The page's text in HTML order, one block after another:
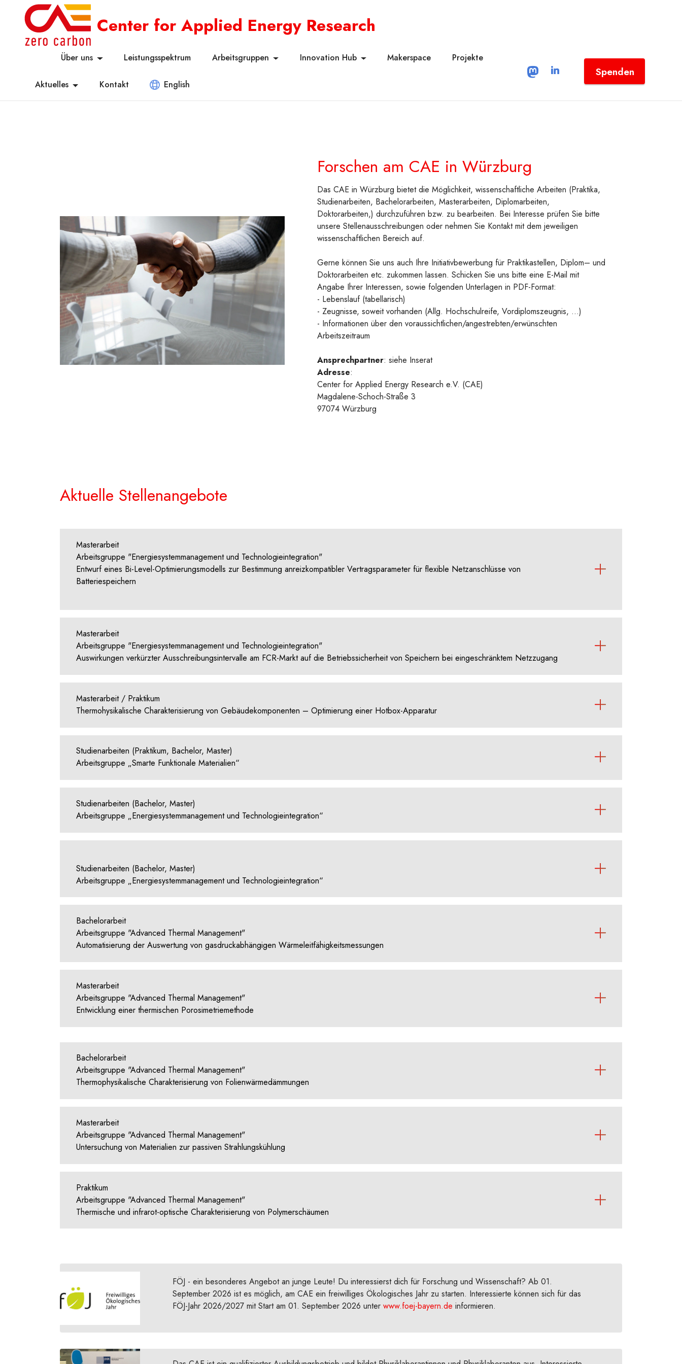
Center for Applied Energy Research
Über uns Leistungsspektrum Arbeitsgruppen Innovation Hub Makerspace Projekte
Aktuelles Kontakt English
Spenden
Forschen am CAE in Würzburg
Das CAE in Würzburg bietet die Möglichkeit, wissenschaftliche Arbeiten (Praktika,
Studienarbeiten, Bachelorarbeiten, Masterarbeiten, Diplomarbeiten,
Doktorarbeiten,) durchzuführen bzw. zu bearbeiten. Bei Interesse prüfen Sie bitte
unsere Stellenausschreibungen oder nehmen Sie Kontakt mit dem jeweiligen
wissenschaftlichen Bereich auf.
Gerne können Sie uns auch Ihre Initiativbewerbung für Praktikastellen, Diplom– und
Doktorarbeiten etc. zukommen lassen. Schicken Sie uns bitte eine E-Mail mit
Angabe Ihrer Interessen, sowie folgenden Unterlagen in PDF-Format:
- Lebenslauf (tabellarisch)
- Zeugnisse, soweit vorhanden (Allg. Hochschulreife, Vordiplomszeugnis, ...)
- Informationen über den voraussichtlichen/angestrebten/erwünschten
Arbeitszeitraum
Ansprechpartner: siehe Inserat
Adresse:
Center for Applied Energy Research e.V. (CAE)
Magdalene-Schoch-Straße 3
97074 Würzburg
Aktuelle Stellenangebote
Masterarbeit
Arbeitsgruppe "Energiesystemmanagement und Technologieintegration"
Entwurf eines Bi-Level-Optimierungsmodells zur Bestimmung anreizkompatibler Vertragsparameter für flexible Netzanschlüsse von
Batteriespeichern
Masterarbeit
Arbeitsgruppe "Energiesystemmanagement und Technologieintegration"
Auswirkungen verkürzter Ausschreibungsintervalle am FCR-Markt auf die Betriebssicherheit von Speichern bei eingeschränktem Netzzugang
Masterarbeit / Praktikum
Thermohysikalische Charakterisierung von Gebäudekomponenten – Optimierung einer Hotbox-Apparatur
Studienarbeiten (Praktikum, Bachelor, Master)
Arbeitsgruppe „Smarte Funktionale Materialien“
Studienarbeiten (Bachelor, Master)
Arbeitsgruppe „Energiesystemmanagement und Technologieintegration“
Studienarbeiten (Bachelor, Master)
Arbeitsgruppe „Energiesystemmanagement und Technologieintegration“
Bachelorarbeit
Arbeitsgruppe "Advanced Thermal Management"
Automatisierung der Auswertung von gasdruckabhängigen Wärmeleitfähigkeitsmessungen
Masterarbeit
Arbeitsgruppe "Advanced Thermal Management"
Entwicklung einer thermischen Porosimetriemethode
Bachelorarbeit
Arbeitsgruppe "Advanced Thermal Management"
Thermophysikalische Charakterisierung von Folienwärmedämmungen
Masterarbeit
Arbeitsgruppe "Advanced Thermal Management"
Untersuchung von Materialien zur passiven Strahlungskühlung
Praktikum
Arbeitsgruppe "Advanced Thermal Management"
Thermische und infrarot-optische Charakterisierung von Polymerschäumen
FÖJ - ein besonderes Angebot an junge Leute! Du interessierst dich für Forschung und Wissenschaft? Ab 01.
September 2026 ist es möglich, am CAE ein freiwilliges Ökologisches Jahr zu starten. Interessierte können sich für das
FÖJ-Jahr 2026/2027 mit Start am 01. September 2026 unter www.foej-bayern.de informieren.